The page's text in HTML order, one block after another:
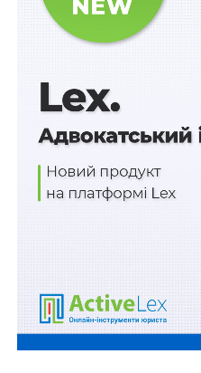
національному рівні,
досліджень.
Схожі статті:
Україна
обміну інформацією
Україна
Україна
статистичної
Нові умови праці і
стосуються